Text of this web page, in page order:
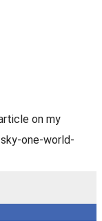
on my
one-world-